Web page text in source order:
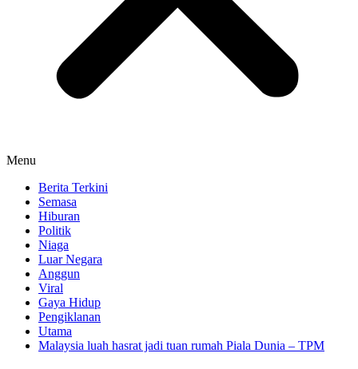
Menu
Berita Terkini
Semasa
Hiburan
Politik
Niaga
Luar Negara
Anggun
Viral
Gaya Hidup
Pengiklanan
Utama
Malaysia luah hasrat jadi tuan rumah Piala Dunia – TPM